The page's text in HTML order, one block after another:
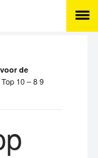
de
10 – 8 9